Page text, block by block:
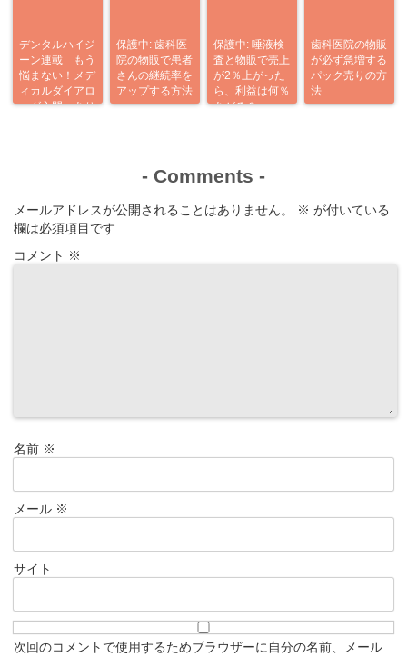
デンタルハイジ
ーン連載 もう
悩まない！メデ
ィカルダイアロ
ーグ入門 あり
保護中: 歯科医
院の物販で患者
さんの継続率を
アップする方法
保護中: 唾液検
査と物販で売上
が2％上がった
ら、利益は何％
あがる？
歯科医院の物販
が必ず急増する
パック売りの方
法
- Comments -
メールアドレスが公開されることはありません。 ※ が付いている
欄は必須項目です
コメント ※
名前 ※
メール ※
サイト
次回のコメントで使用するためブラウザーに自分の名前、メール